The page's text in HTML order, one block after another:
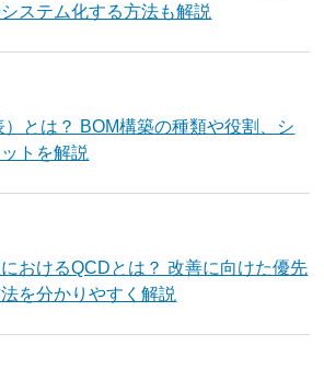
ステム化する方法も解説
）とは？ BOM構築の種類や役割、シ
トを解説
おけるQCDとは？ 改善に向けた優先
を分かりやすく解説